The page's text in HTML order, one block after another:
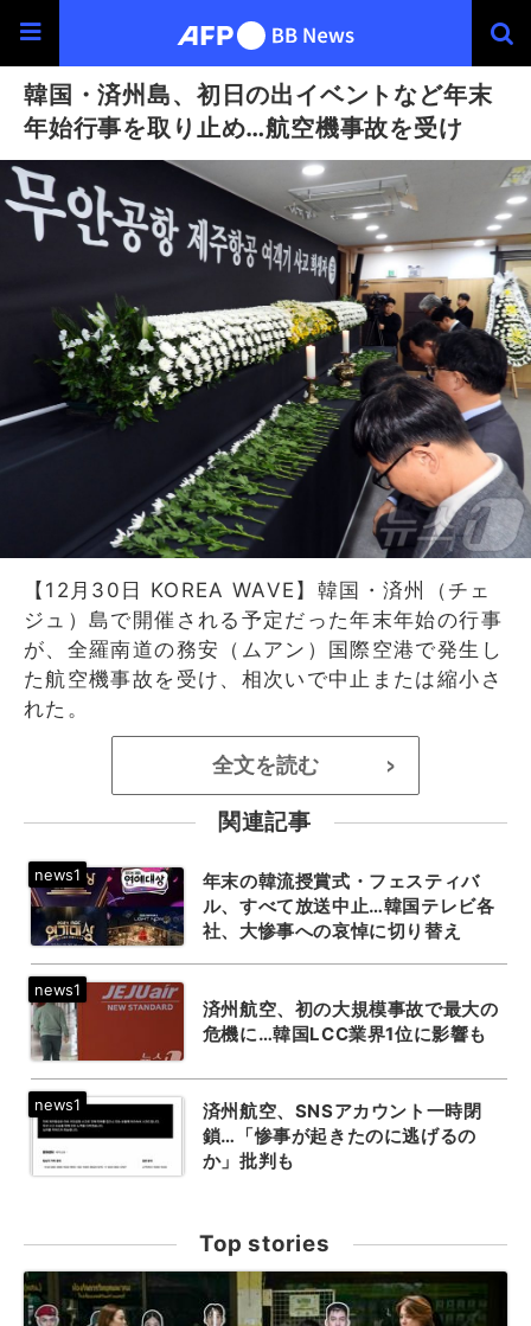
韓国・済州島、初日の出イベントなど年末
年始行事を取り止め…航空機事故を受け
【12月30日 KOREA WAVE】韓国・済州（チェ
ジュ）島で開催される予定だった年末年始の行事
が、全羅南道の務安（ムアン）国際空港で発生し
た航空機事故を受け、相次いで中止または縮小さ
れた。
全文を読む >
関連記事
年末の韓流授賞式・フェスティバ
ル、すべて放送中止…韓国テレビ各
社、大惨事への哀悼に切り替え
済州航空、初の大規模事故で最大の
危機に…韓国LCC業界1位に影響も
済州航空、SNSアカウント一時閉
鎖…「惨事が起きたのに逃げるの
か」批判も
Top stories